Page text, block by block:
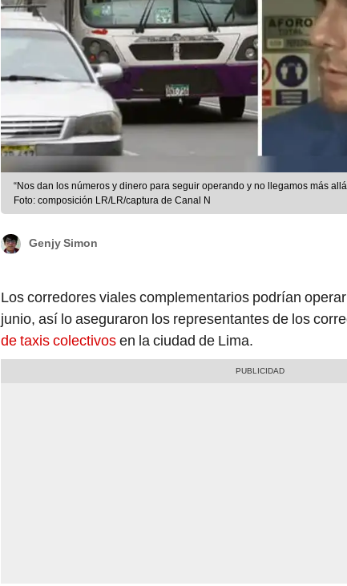
“Nos dan los números y dinero para seguir operando y no llegamos más
Foto: composición LR/LR/captura de Canal N
Genjy Simon
Los corredores viales complementarios podrían
junio, así lo aseguraron los representantes de los
de taxis colectivosen la ciudad de Lima.